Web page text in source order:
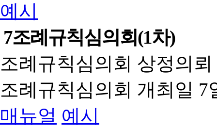
예시
7조례규칙심의회(1차)
조례규칙심의회 상정의
조례규칙심의회 개최일 7
매뉴얼 예시